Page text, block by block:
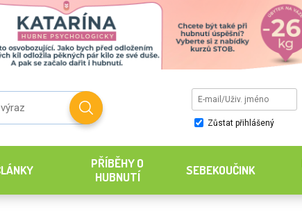
Zůstat přihlášený
PŘÍBĚHY O
HUBNUTÍ
SEBEKOUČINK